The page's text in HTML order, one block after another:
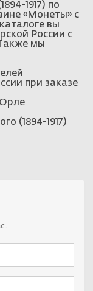
1917) по
«Монеты» с
вы
России с
мы
при заказе
(1894-1917)